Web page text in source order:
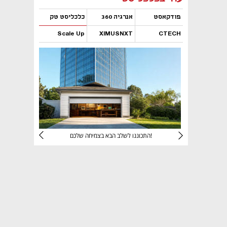
פודקאסט אנרגיה 360 כלכליסט טק
CTECH
XIMUSNXT
Scale Up
נפתח בכרטיסייה חדשה
התכוננו לשלב הבא בצמיחה שלכם!
נפתח בכרטיסייה חדשה